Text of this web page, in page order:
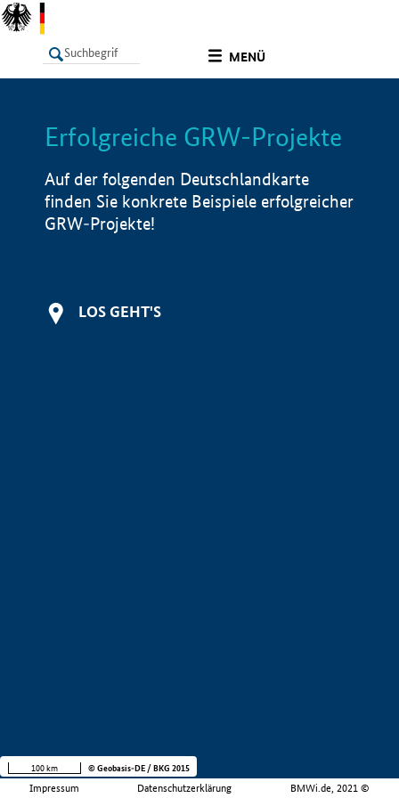
MENÜ
LISTE Info
Erfolgreiche GRW-Projekte
Auf der folgenden Deutschlandkarte
finden Sie konkrete Beispiele erfolgreicher
GRW-Projekte!
LOS GEHT'S
Impressum Datenschutzerklärung BMWi.de, 2021 ©
100 km © Geobasis-DE / BKG 2015